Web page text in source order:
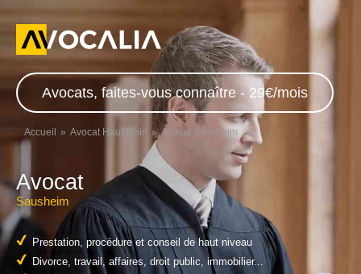
Avocats, faites-vous connaître - 29€/mois
Accueil Avocat Haut-Rhin Avocat Sausheim
Avocat
Sausheim
Prestation, procédure et conseil de haut niveau
Divorce, travail, affaires, droit public, immobilier...